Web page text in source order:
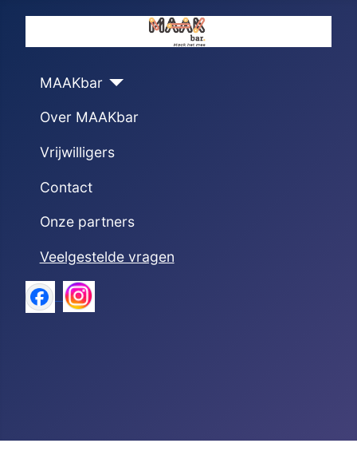
MAAKbar
Over MAAKbar
Vrijwilligers
Contact
Onze partners
Veelgestelde vragen